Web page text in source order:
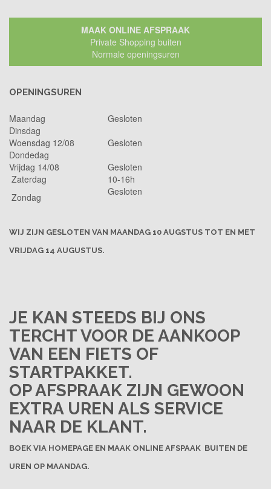
MAAK ONLINE AFSPRAAK
Private Shopping buiten
Normale openingsuren
OPENINGSUREN
Maandag
Gesloten
Dinsdag
Woensdag 12/08
Gesloten
Dondedag
Vrijdag 14/08
Gesloten
Zaterdag
10-16h
Zondag
Gesloten
WIJ ZIJN GESLOTEN VAN MAANDAG 10 AUGSTUS TOT EN MET
VRIJDAG 14 AUGUSTUS.
JE KAN STEEDS BIJ ONS
TERCHT VOOR DE AANKOOP
VAN EEN FIETS OF
STARTPAKKET.
OP AFSPRAAK ZIJN GEWOON
EXTRA UREN ALS SERVICE
NAAR DE KLANT.
BOEK VIA HOMEPAGE EN MAAK ONLINE AFSPAAK BUITEN DE
UREN OP MAANDAG.